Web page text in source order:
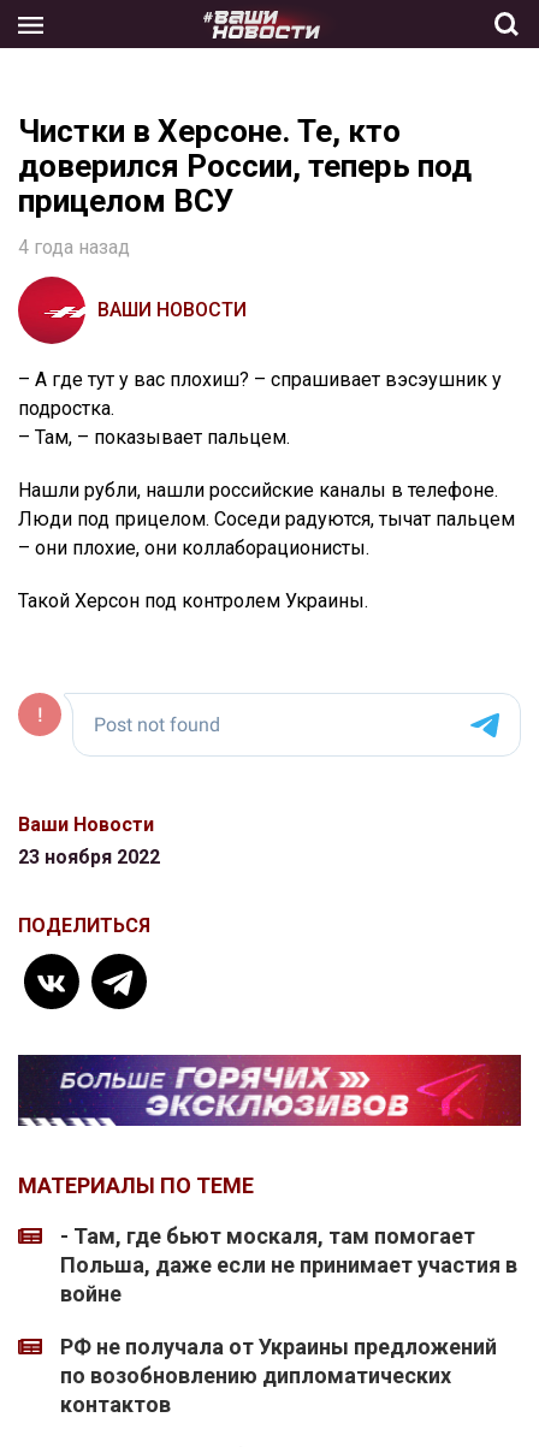
the
Чистки в Херсоне. Те, кто
доверился России, теперь под
прицелом ВСУ
4 года назад
ВАШИ НОВОСТИ
– А где тут у вас плохиш? – спрашивает вэсэушник у
подростка.
– Там, – показывает пальцем.
Нашли рубли, нашли российские каналы в телефоне.
Люди под прицелом. Соседи радуются, тычат пальцем
– они плохие, они коллаборационисты.
Такой Херсон под контролем Украины.
Ваши Новости
23 ноября 2022
ПОДЕЛИТЬСЯ
МАТЕРИАЛЫ ПО ТЕМЕ
- Там, где бьют москаля, там помогает
Польша, даже если не принимает участия в
войне
РФ не получала от Украины предложений
по возобновлению дипломатических
контактов